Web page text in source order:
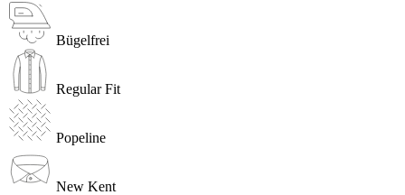
Bügelfrei
Regular Fit
Popeline
New Kent